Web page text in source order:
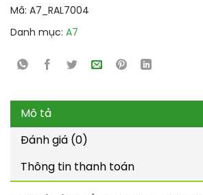
Mã: A7_RAL7004
Danh mục: A7
Mô tả
Đánh giá (0)
Thông tin thanh toán